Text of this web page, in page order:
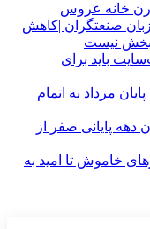
خانه عروس
صنعتگران |کاهش
نیست
باید برای
مرداد به اتمام
پایانی صفر از
خاموش تا امید به